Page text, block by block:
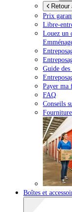
Retour
Prix
Libre-
Louez un
Guide
Payer ma
FAQ
Conseils
Boîtes et